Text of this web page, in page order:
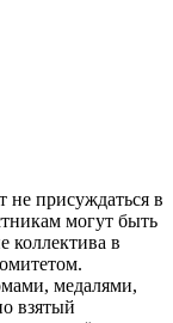
присуждаться в
могут быть
коллектива в
медалями,
взятый